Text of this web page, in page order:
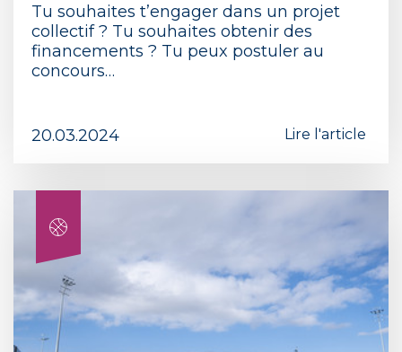
Tu souhaites t’engager dans un projet
collectif ? Tu souhaites obtenir des
financements ? Tu peux postuler au
concours…
20.03.2024 Lire l'article